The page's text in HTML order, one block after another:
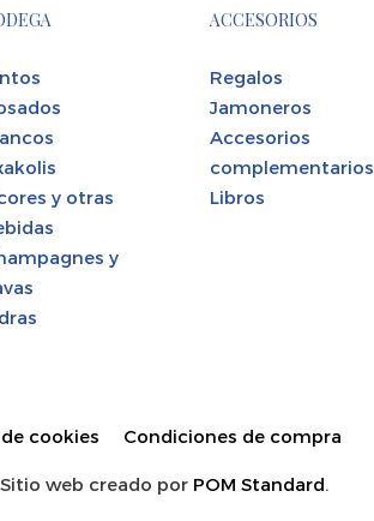
y otras
y
ACCESORIOS
Regalos
Jamoneros
Accesorios
complementarios
Libros
cookies Condiciones de compra
web creado por POM Standard